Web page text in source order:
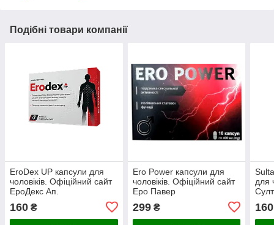
Подібні товари компанії
EroDex UP капсули для
чоловіків. Офіційний сайт
ЕроДекс Ап.
160 ₴
Ero Power капсули для
чоловіків. Офіційний сайт
Еро Павер
299₴
для
160